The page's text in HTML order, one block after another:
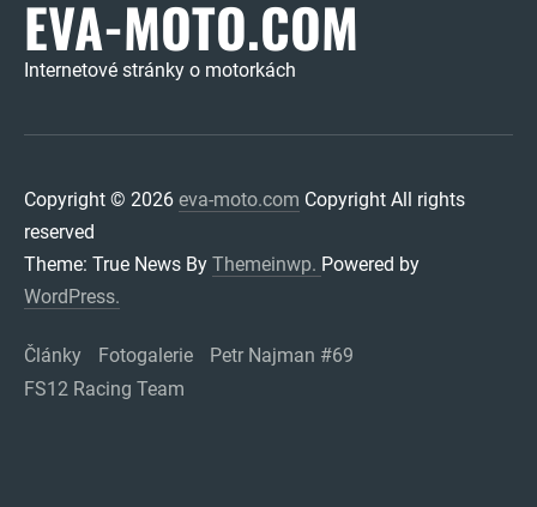
EVA-MOTO.COM
Internetové stránky o motorkách
Copyright © 2026 eva-moto.com Copyright All rights
reserved
Theme: True News By Themeinwp. Powered by
WordPress.
Články Fotogalerie
Petr Najman #69
FS12 Racing Team